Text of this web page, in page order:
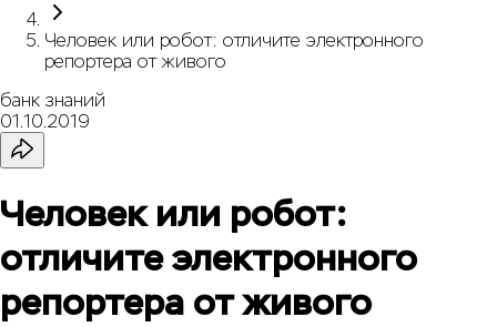
Человек или робот: отличите электронного
репортера от живого
банк знаний
01.10.2019
Человек или робот:
отличите электронного
репортера от живого